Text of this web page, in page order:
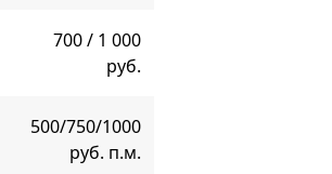
700 / 1 000
руб.
500/750/1000
руб. п.м.